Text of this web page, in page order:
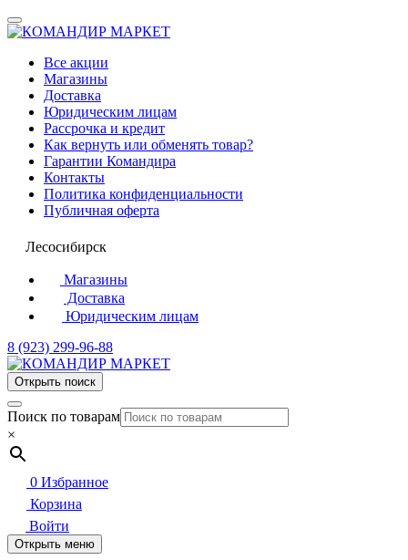
Все акции
Магазины
Доставка
Юридическим лицам
Рассрочка и кредит
Как вернуть или обменять товар?
Гарантии Командира
Контакты
Политика конфиденциальности
Публичная оферта
Лесосибирск
Магазины
Доставка
Юридическим лицам
8 (923) 299-96-88
Открыть поиск
Поиск по товарам
×
0 Избранное
Корзина
Войти
Открыть меню